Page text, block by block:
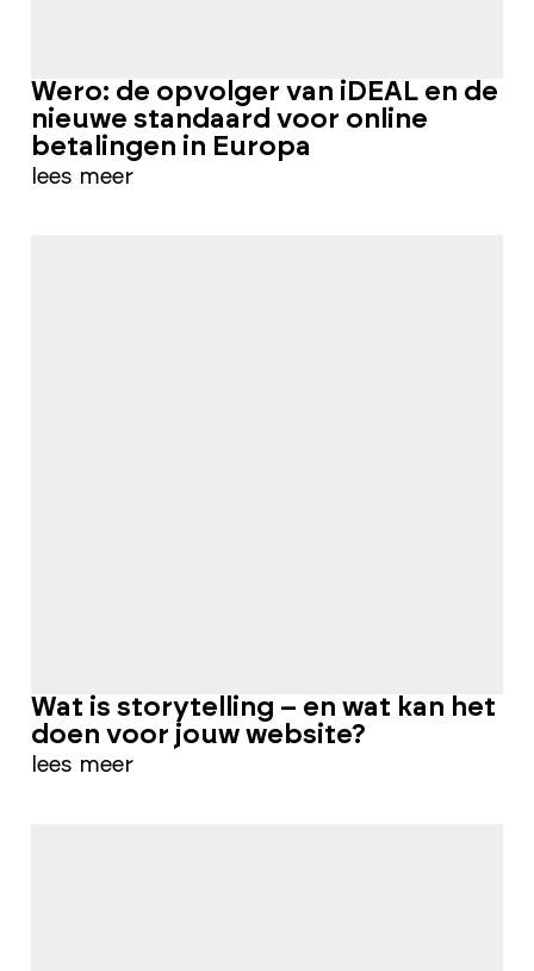
Wero: de opvolger van iDEAL en de
nieuwe standaard voor online
betalingen in Europa
lees meer
Wat is storytelling – en wat kan het
doen voor jouw website?
lees meer